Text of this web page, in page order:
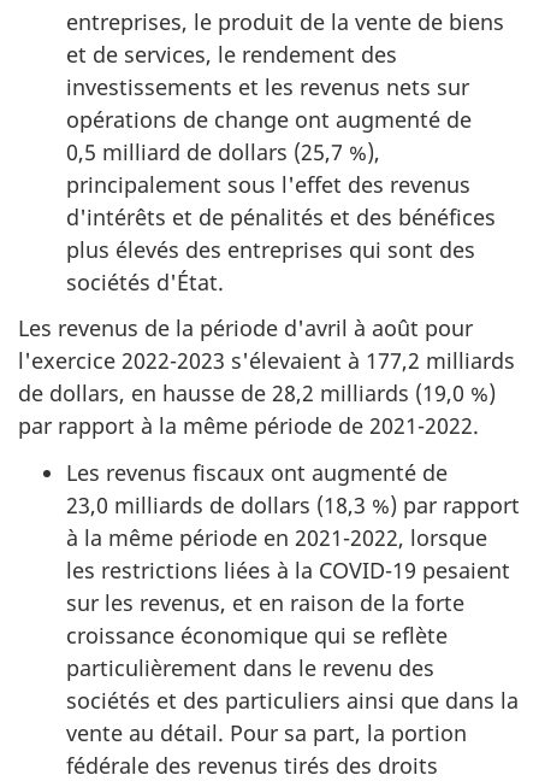
entreprises, le produit de la vente de biens
et de services, le rendement des
investissements et les revenus nets sur
opérations de change ont augmenté de
0,5 milliard de dollars (25,7 %),
principalement sous l'effet des revenus
d'intérêts et de pénalités et des bénéfices
plus élevés des entreprises qui sont des
sociétés d'État.
Les revenus de la période d'avril à août pour
l'exercice 2022-2023 s'élevaient à 177,2 milliards
de dollars, en hausse de 28,2 milliards (19,0 %)
par rapport à la même période de 2021-2022.
Les revenus fiscaux ont augmenté de
23,0 milliards de dollars (18,3 %) par rapport
à la même période en 2021-2022, lorsque
les restrictions liées à la COVID-19 pesaient
sur les revenus, et en raison de la forte
croissance économique qui se reflète
particulièrement dans le revenu des
sociétés et des particuliers ainsi que dans la
vente au détail. Pour sa part, la portion
fédérale des revenus tirés des droits